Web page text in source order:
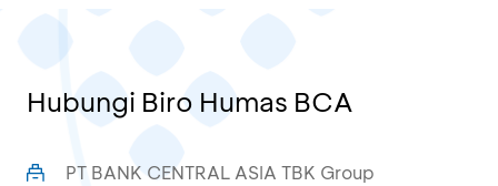
Hubungi Biro Humas BCA
PT BANK CENTRAL ASIA TBK Group